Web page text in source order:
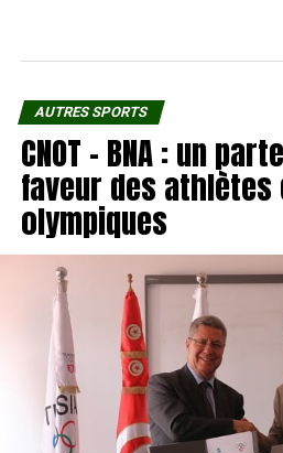
AUTRES SPORTS
CNOT – BNA : un
faveur des
olympiques